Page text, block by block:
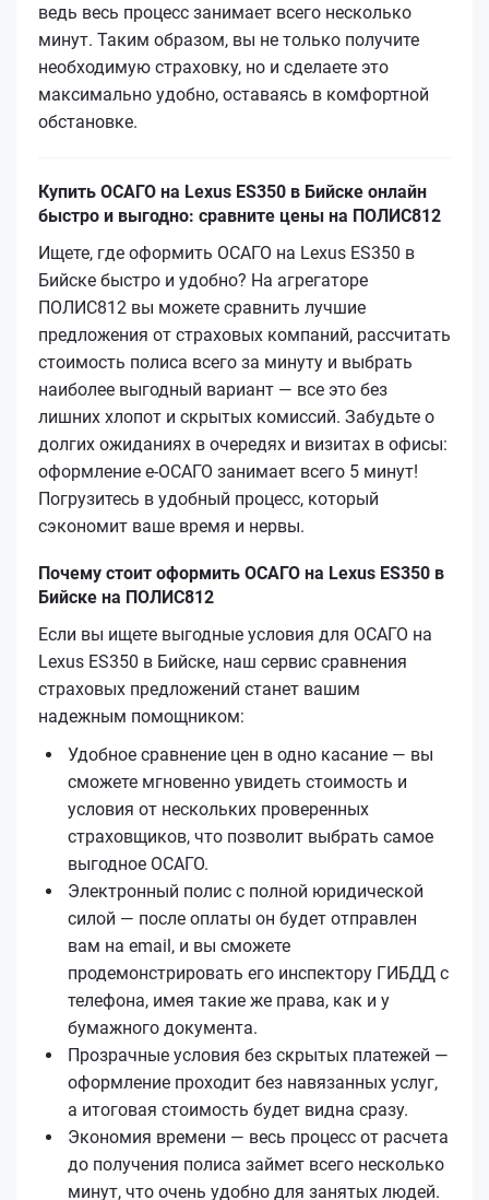
ведь весь процесс занимает всего несколько
минут. Таким образом, вы не только получите
необходимую страховку, но и сделаете это
максимально удобно, оставаясь в комфортной
обстановке.
Купить ОСАГО на Lexus ES350 в Бийске онлайн
быстро и выгодно: сравните цены на ПОЛИС812
Ищете, где оформить ОСАГО на Lexus ES350 в
Бийске быстро и удобно? На агрегаторе
ПОЛИС812 вы можете сравнить лучшие
предложения от страховых компаний, рассчитать
стоимость полиса всего за минуту и выбрать
наиболее выгодный вариант — все это без
лишних хлопот и скрытых комиссий. Забудьте о
долгих ожиданиях в очередях и визитах в офисы:
оформление е‑ОСАГО занимает всего 5 минут!
Погрузитесь в удобный процесс, который
сэкономит ваше время и нервы.
Почему стоит оформить ОСАГО на Lexus ES350 в
Бийске на ПОЛИС812
Если вы ищете выгодные условия для ОСАГО на
Lexus ES350 в Бийске, наш сервис сравнения
страховых предложений станет вашим
надежным помощником:
Удобное сравнение цен в одно касание — вы
сможете мгновенно увидеть стоимость и
условия от нескольких проверенных
страховщиков, что позволит выбрать самое
выгодное ОСАГО.
Электронный полис с полной юридической
силой — после оплаты он будет отправлен
вам на email, и вы сможете
продемонстрировать его инспектору ГИБДД с
телефона, имея такие же права, как и у
бумажного документа.
Прозрачные условия без скрытых платежей —
оформление проходит без навязанных услуг,
а итоговая стоимость будет видна сразу.
Экономия времени — весь процесс от расчета
до получения полиса займет всего несколько
минут, что очень удобно для занятых людей.